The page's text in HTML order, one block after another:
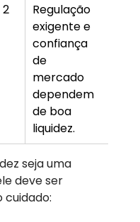
Regulação
exigente e
confiança
de
mercado
dependem
de boa
liquidez.
seja uma
deve ser